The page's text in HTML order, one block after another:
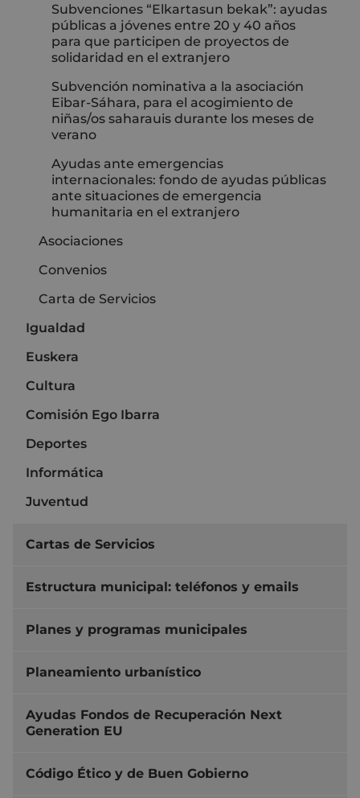
Subvenciones “Elkartasun bekak”: ayudas
públicas a jóvenes entre 20 y 40 años
para que participen de proyectos de
solidaridad en el extranjero
Subvención nominativa a la asociación
Eibar-Sáhara, para el acogimiento de
niñas/os saharauis durante los meses de
verano
Ayudas ante emergencias
internacionales: fondo de ayudas públicas
ante situaciones de emergencia
humanitaria en el extranjero
Asociaciones
Convenios
Carta de Servicios
Igualdad
Euskera
Cultura
Comisión Ego Ibarra
Deportes
Informática
Juventud
Cartas de Servicios
Estructura municipal: teléfonos y emails
Planes y programas municipales
Planeamiento urbanístico
Ayudas Fondos de Recuperación Next
Generation EU
Código Ético y de Buen Gobierno